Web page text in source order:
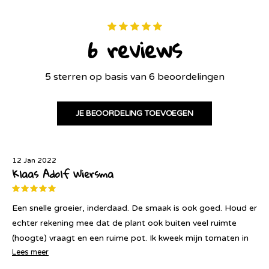
6 reviews
5 sterren op basis van 6 beoordelingen
JE BEOORDELING TOEVOEGEN
09 Dec 2021
Helma
De smaak van De Barao vond ik zo bijzonder. Een beetje
anders dan andere tomaten, maar dat vond ik juist heel
lekker. Daarnaast geeft dit ras echt heel veel tomaten.